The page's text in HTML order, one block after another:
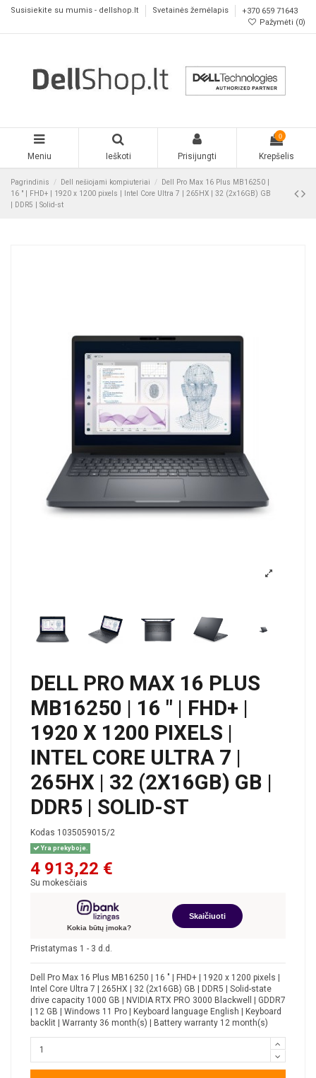
Susisiekite su mumis - dellshop.lt Svetainės žemėlapis
+370 659 71643
Pažymėti (0)
Meniu Ieškoti Prisijungti
0
Krepšelis
Pagrindinis Dell nešiojami kompiuteriai
Dell Pro Max 16 Plus MB16250 |
16 " | FHD+ | 1920 x 1200 pixels | Intel Core Ultra 7 | 265HX | 32 (2x16GB) GB
| DDR5 | Solid-st
DELL PRO MAX 16 PLUS
MB16250 | 16 " | FHD+ |
1920 X 1200 PIXELS |
INTEL CORE ULTRA 7 |
265HX | 32 (2X16GB) GB |
DDR5 | SOLID-ST
Kodas 1035059015/2
Yra prekyboje.
4 913,22 €
Su mokesčiais
Kokia būtų įmoka?
Skaičiuoti
Pristatymas 1 - 3 d.d.
Dell Pro Max 16 Plus MB16250 | 16 " | FHD+ | 1920 x 1200 pixels |
Intel Core Ultra 7 | 265HX | 32 (2x16GB) GB | DDR5 | Solid-state
drive capacity 1000 GB | NVIDIA RTX PRO 3000 Blackwell | GDDR7
| 12 GB | Windows 11 Pro | Keyboard language English | Keyboard
backlit | Warranty 36 month(s) | Battery warranty 12 month(s)